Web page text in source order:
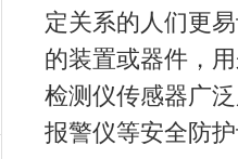
定关系的人们更
的装置或器件，
检测仪传感器广
报警仪等安全防